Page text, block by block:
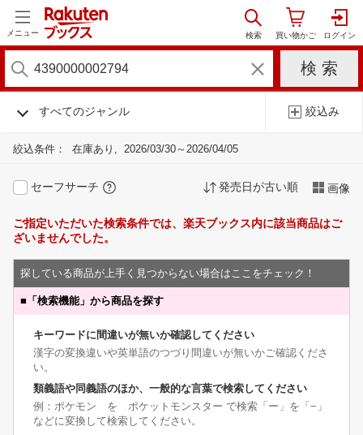
メニュー
すべてのジャンル 絞込み
絞込条件： 在庫あり 2026/03/30～2026/04/05
セーフサーチ 発売日が古い順 画像
ご指定いただいた検索条件では、楽天ブックス内に該当商品はご
ざいませんでした。
探している商品が上手く見つからない場合はここをチェック！
■ 「検索機能」から商品を探す
キーワードに間違いが無いか確認してください
漢字の変換違いや英単語のつづり間違いが無いかご確認くださ
い。
類義語や同義語のほか、一般的な言葉で検索してください
例：ポケモン を ポケットモンスター で検索「ー」を「−」
などに変換して検索してください。